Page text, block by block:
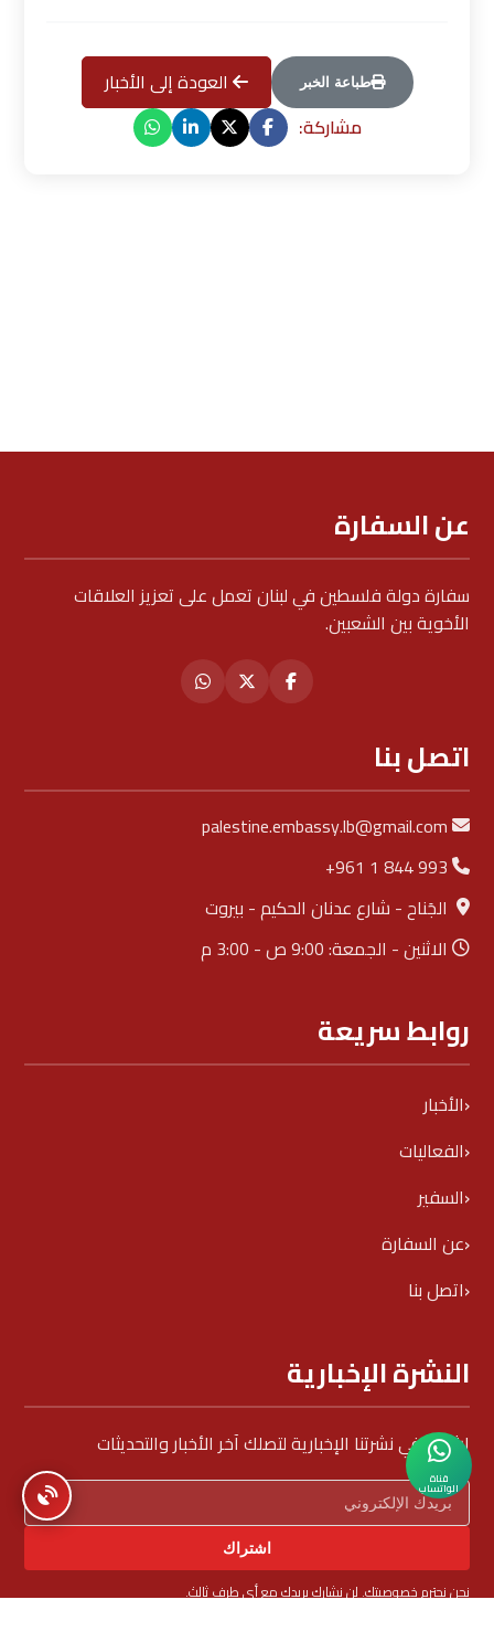
العودة إلى الأخبار طباعة الخبر
مشاركة:
قناة
الواتساب
عن السفارة
سفارة دولة فلسطين في لبنان تعمل على تعزيز العلاقات
الأخوية بين الشعبين.
اتصل بنا
palestine.embassy.lb@gmail.com
+961 1 844 993
الجَناح - شارع عدنان الحكيم - بيروت
الاثنين - الجمعة: 9:00 ص - 3:00 م
روابط سريعة
الأخبار
الفعاليات
السفير
عن السفارة
اتصل بنا
النشرة الإخبارية
اشترك في نشرتنا الإخبارية لتصلك آخر الأخبار والتحديثات
اشتراك
نحن نحترم خصوصيتك. لن نشارك بريدك مع أي طرف ثالث.